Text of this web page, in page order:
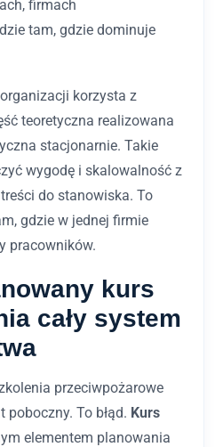
firmach
tam, gdzie dominuje
korzysta z
teoretyczna realizowana
stacjonarnie. Takie
wygodę i skalowalność z
do stanowiska. To
gdzie w jednej firmie
pracowników.
kurs
cały system
przeciwpożarowe
To błąd. Kurs
elementem planowania